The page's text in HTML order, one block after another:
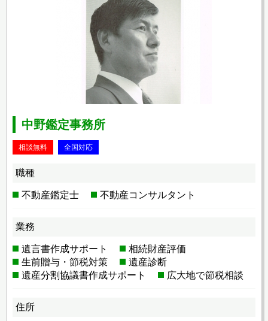
中野鑑定事務所
相談無料 全国対応
職種
不動産鑑定士 不動産コンサルタント
業務
遺言書作成サポート
相続財産評価
生前贈与・節税対策
遺産診断
遺産分割協議書作成サポート
広大地で節税相談
住所